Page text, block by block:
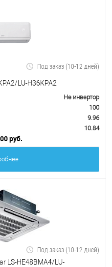
Под заказ (10-12 дней)
LU-H36KPA2
Не инвертор
100
9.96
10.84
руб.
Под заказ (10-12 дней)
LS-HE48BMA4/LU-